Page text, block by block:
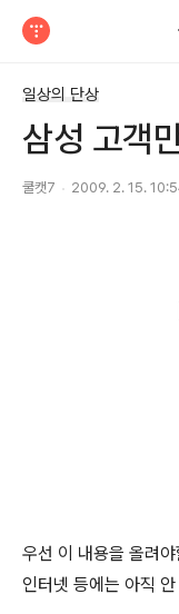
일상의 단상
삼성 고객
쿨캣7 2009. 2. 15.
우선 이 내용을 올려
인터넷 등에는 아직